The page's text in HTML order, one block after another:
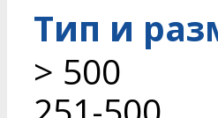
Тип и
> 500